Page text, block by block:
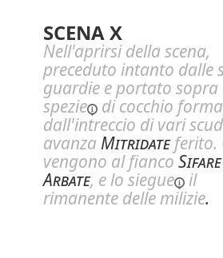
SCENA X
Nell'aprirsi della scena,
preceduto intanto dalle
guardie e portato sopra
spezie
di cocchio
dall'intreccio di vari
avanza Mitridateferito.
vengono al fianco Sifare
Arbate, e lo siegue
il
rimanente delle milizie.